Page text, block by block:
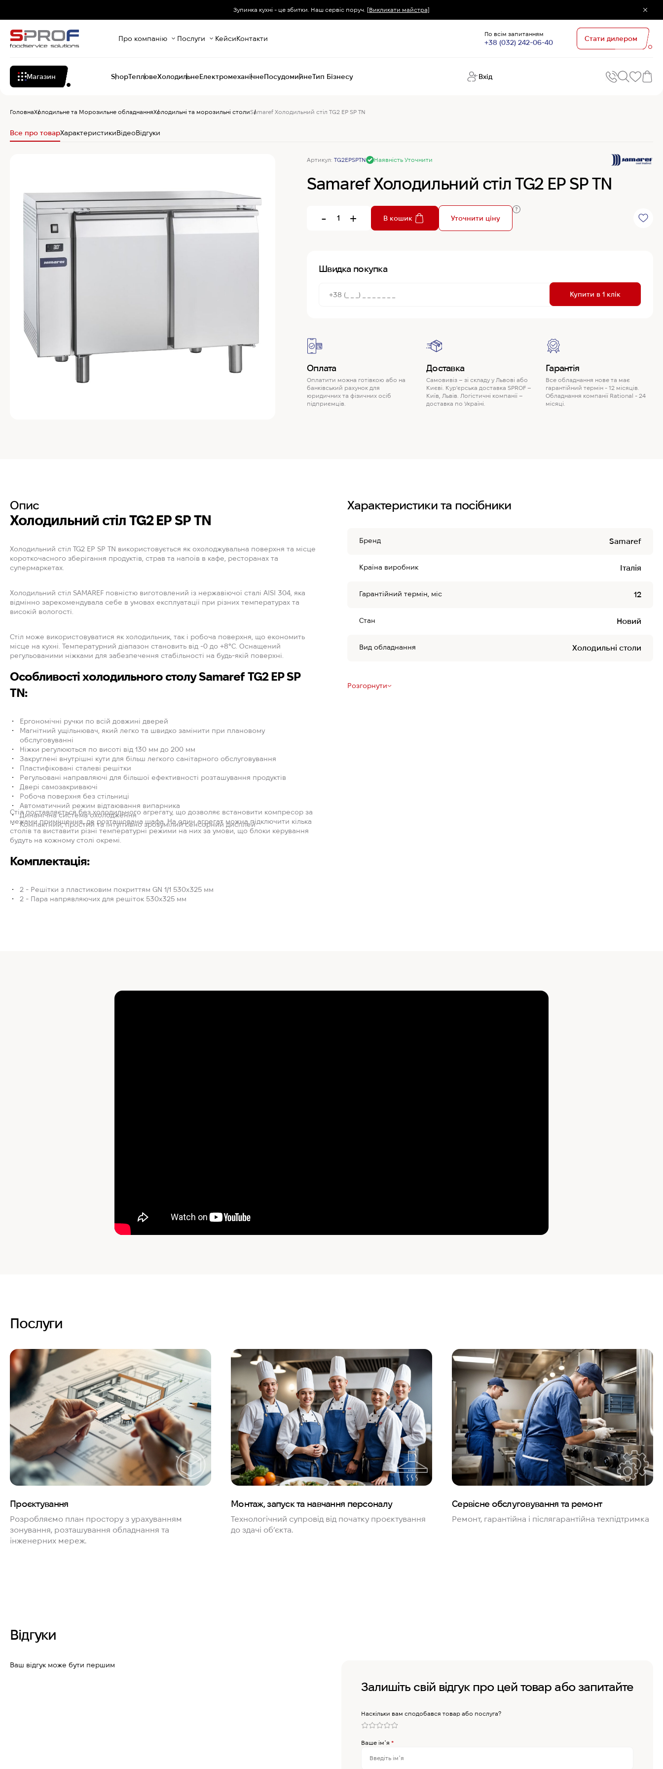
Зупинка кухні - це збитки. Наш сервіс поруч. [Викликати майстра]
Про компанію Послуги КейсиКонтакти
По всім запитанням
+38 (032) 242-06-40 Стати дилером
Магазин ShopТепловеХолодильнеЕлектромеханічнеПосудомийнеТип Бізнесу Вхід
Пароконвектомати
ГоловнаХолодильне та Морозильне обладнанняХолодильні та морозильні столиSamaref Холодильний стіл TG2 EP SP TN
Все про товарХарактеристикиВідеоВідгуки
Артикул: TG2EPSPTN Наявність Уточнити
Samaref Холодильний стіл TG2 EP SP TN
- + В кошик Уточнити ціну
Швидка покупка
Купити в 1 клік
Оплата
Оплатити можна готівкою або на
банківський рахунок для
юридичних та фізичних осіб
підприємців.
Доставка
Самовивіз – зі складу у Львові або
Києві. Кур'єрська доставка SPROF –
Київ, Львів. Логістичні компанії –
доставка по Україні.
Гарантія
Все обладнання нове та має
гарантійний термін - 12 місяців.
Обладнання компанії Rational - 24
місяці.
Опис
Холодильний стіл TG2 EP SP TN
Холодильний стіл TG2 EP SP TN використовується як охолоджувальна поверхня та місце
короткочасного зберігання продуктів, страв та напоїв в кафе, ресторанах та
супермаркетах.
Холодильний стіл SAMAREF повністю виготовлений із нержавіючої сталі AISI 304, яка
відмінно зарекомендувала себе в умовах експлуатації при різних температурах та
високій вологості.
Стіл може використовуватися як холодильник, так і робоча поверхня, що економить
місце на кухні. Температурний діапазон становить від -0 до +8°C. Оснащений
регульованими ніжками для забезпечення стабільності на будь-якій поверхні.
Особливості холодильного столу Samaref TG2 EP SP
TN:
Ергономічні ручки по всій довжині дверей
Магнітний ущільнювач, який легко та швидко замінити при плановому
обслуговуванні
Ніжки регулюються по висоті від 130 мм до 200 мм
Закруглені внутрішні кути для більш легкого санітарного обслуговування
Пластифіковані сталеві решітки
Регульовані направляючі для більшої ефективності розташування продуктів
Двері самозакриваючі
Робоча поверхня без стільниці
Автоматичний режим відтаювання випарника
Динамічна система охолодження
Компактний, простий та інтуїтивно зрозумілий сенсорний дисплей
Стіл поставляється без холодильного агрегату, що дозволяє встановити компресор за
межами приміщення, де розташована шафа. На один агрегат можна підключити кілька
столів та виставити різні температурні режими на них за умови, що блоки керування
будуть на кожному столі окремі.
Комплектація:
2 - Решітки з пластиковим покриттям GN 1/1 530x325 мм
2 - Пара напрявляючих для решіток 530x325 мм
Характеристики та посібники
Бренд Samaref
Країна виробник Італія
Гарантійний термін, міс 12
Стан Новий
Вид обладнання Холодильні столи
Розгорнути
Послуги
Проєктування
Розробляємо план простору з урахуванням
зонування, розташування обладнання та
інженерних мереж.
Монтаж, запуск та навчання персоналу
Технологічний супровід від початку проєктування
до здачі об’єкта.
Сервісне обслуговування та ремонт
Ремонт, гарантійна і післягарантійна техпідтримка
Відгуки
Ваш відгук може бути першим
Залишіть свій відгук про цей товар або запитайте
Наскільки вам сподобався товар або послуга?
Ваше імʼя*